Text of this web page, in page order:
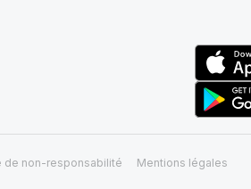
de non-responsabilité Mentions légales